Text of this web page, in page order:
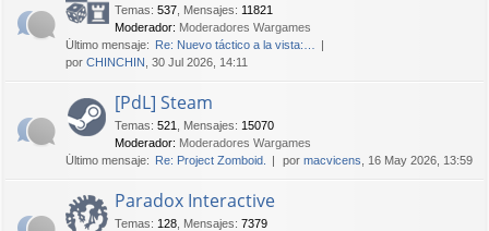
Temas: 537 Mensajes: 11821
Moderador: Moderadores Wargames
Último mensaje: Re: Nuevo táctico a la vista:…
por CHINCHIN , 30 Jul 2026, 14:11
[PdL] Steam
Temas: 521 Mensajes: 15070
Moderador: Moderadores Wargames
Último mensaje: Re: Project Zomboid. por macvicens , 16 May 2026, 13:59
Paradox Interactive
Temas: 128 Mensajes: 7379